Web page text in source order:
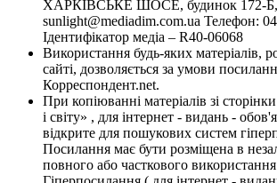
ХАРКІВСЬКЕ ШОСЕ, будинок 172-Б,
sunlight@mediadim.com.ua Телефон:
Ідентифікатор медіа – R40-06068
Використання будь-яких матеріалів,
сайті, дозволяється за умови
Корреспондент.net.
При копіюванні матеріалів зі
і світу» , для інтернет - видань -
відкрите для пошукових систем
Посилання має бути розміщена в
повного або часткового використання